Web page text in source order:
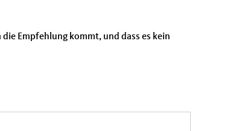
Empfehlung kommt, und dass es kein